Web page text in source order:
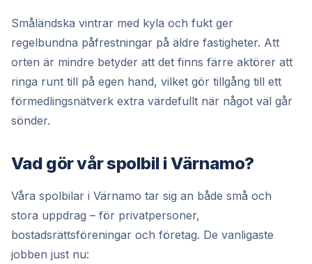
Småländska vintrar med kyla och fukt ger
regelbundna påfrestningar på äldre fastigheter. Att
orten är mindre betyder att det finns färre aktörer att
ringa runt till på egen hand, vilket gör tillgång till ett
förmedlingsnätverk extra värdefullt när något väl går
sönder.
Vad gör vår spolbil i Värnamo?
Våra spolbilar i Värnamo tar sig an både små och
stora uppdrag – för privatpersoner,
bostadsrättsföreningar och företag. De vanligaste
jobben just nu: